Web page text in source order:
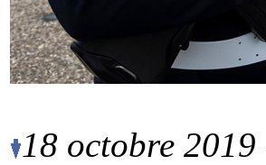
18 octobre 2019